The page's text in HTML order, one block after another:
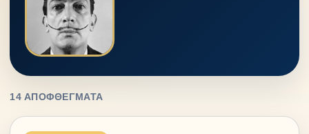
14 ΑΠΟΦΘΈΓΜΑΤΑ